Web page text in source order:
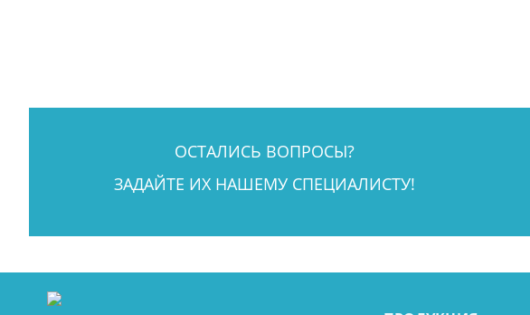
ОСТАЛИСЬ ВОПРОСЫ?
ЗАДАЙТЕ ИХ НАШЕМУ СПЕЦИАЛИСТУ!